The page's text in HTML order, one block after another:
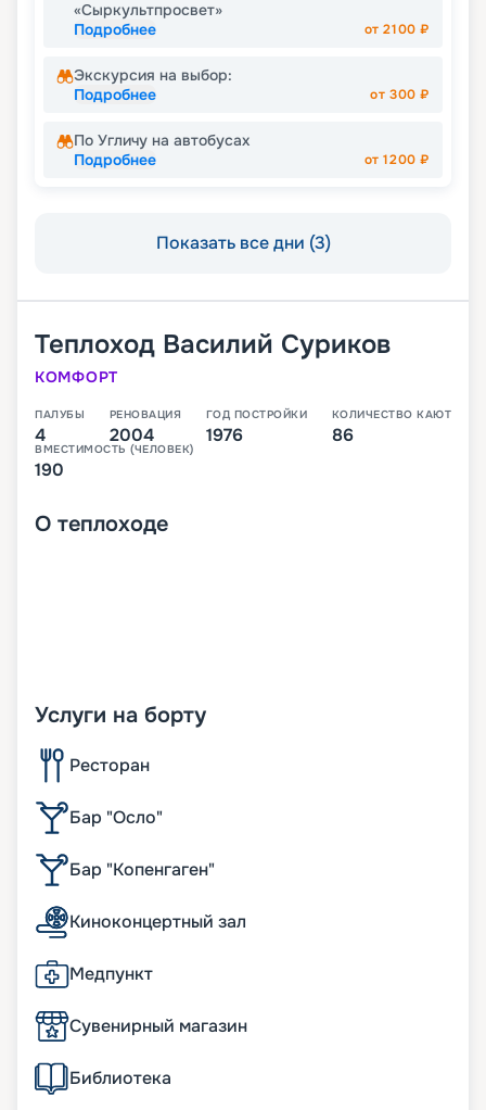
«Сыркультпросвет»
Подробнее
от2100 ₽
Экскурсия на выбор:
Подробнее
от 300 ₽
По Угличу на автобусах
Подробнее
от1200 ₽
Показать все дни (3)
Теплоход Василий Суриков
КОМФОРТ
ПАЛУБЫ
4
РЕНОВАЦИЯ
2004
ГОД ПОСТРОЙКИ
1976
КОЛИЧЕСТВО КАЮТ
86
ВМЕСТИМОСТЬ (ЧЕЛОВЕК)
190
О теплоходе
Услуги на борту
Ресторан
Бар "Осло"
Бар "Копенгаген"
Киноконцертный зал
Медпункт
Сувенирный магазин
Библиотека